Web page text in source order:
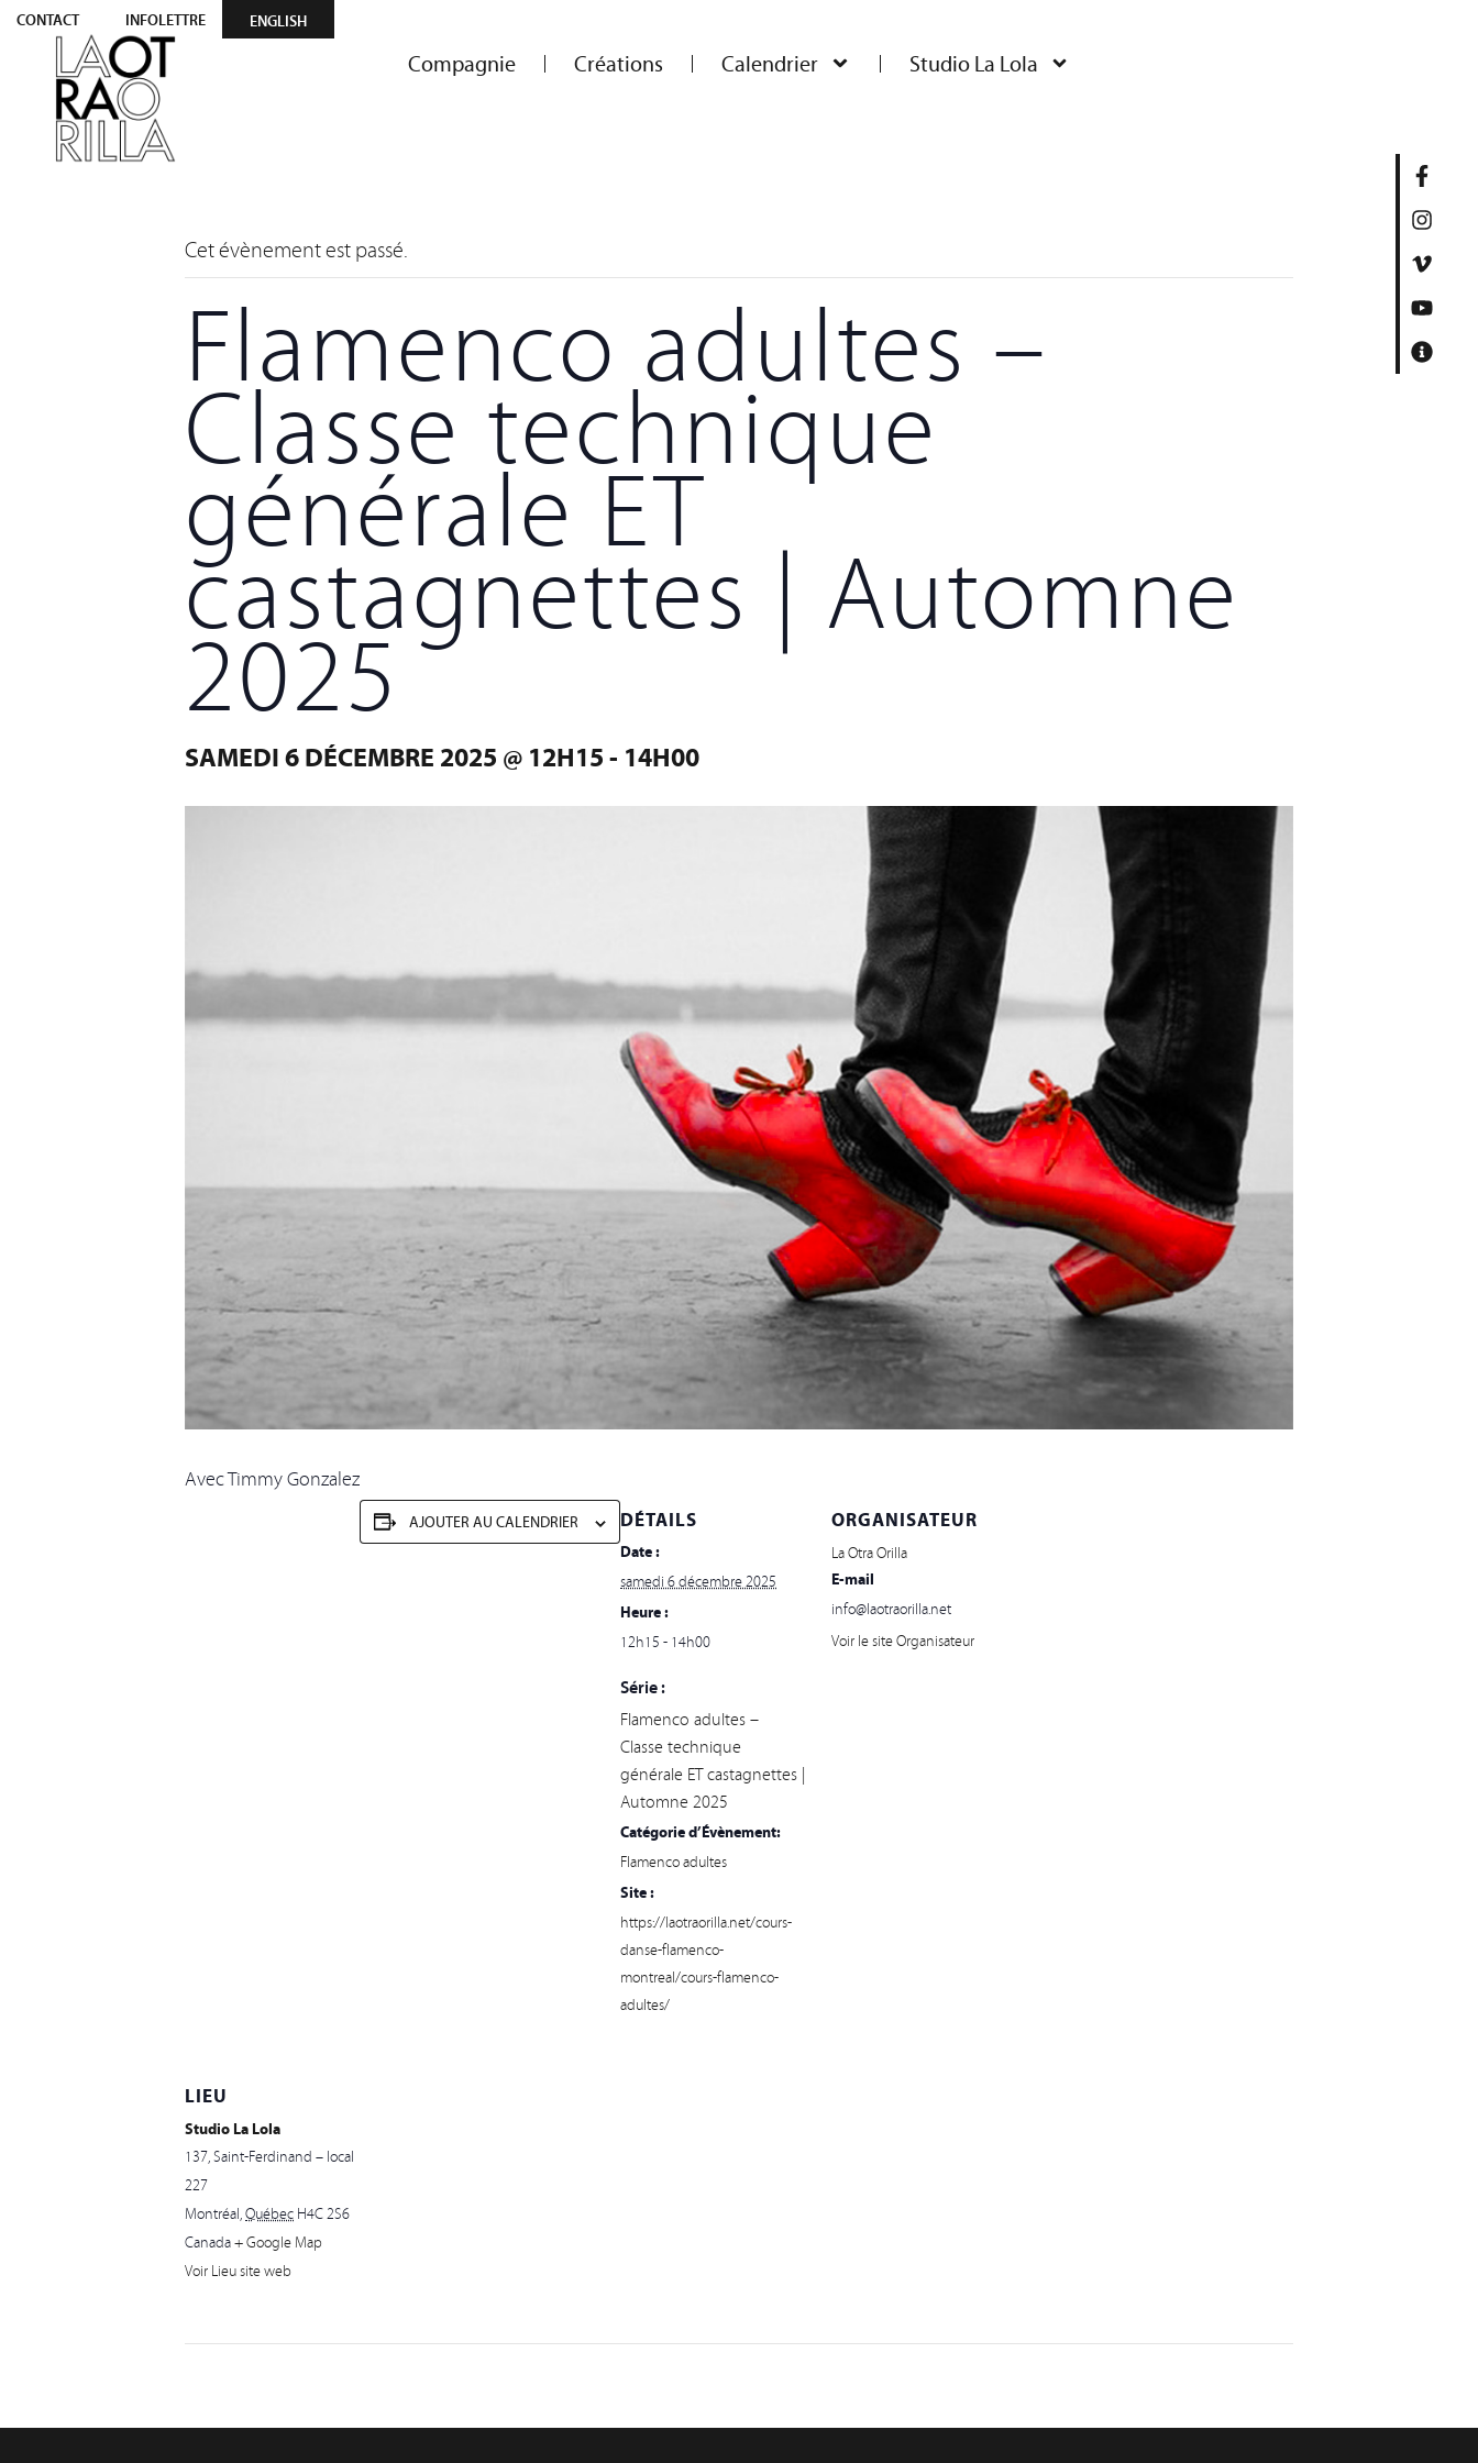
CONTACT INFOLETTRE ENGLISH
Compagnie Créations Calendrier Studio La Lola
Cet évènement est passé.
Flamenco adultes –
Classe technique
générale ET
castagnettes | Automne
2025
SAMEDI 6 DÉCEMBRE 2025 @ 12H15 - 14H00
Avec Timmy Gonzalez
AJOUTER AU CALENDRIER DÉTAILS
Date :
samedi 6 décembre 2025
Heure :
12h15 - 14h00
Série :
Flamenco adultes –
Classe technique
générale ET castagnettes |
Automne 2025
Catégorie d’Évènement:
Flamenco adultes
Site :
https://laotraorilla.net/cours-
danse-flamenco-
montreal/cours-flamenco-
adultes/
ORGANISATEUR
La Otra Orilla
E-mail
info@laotraorilla.net
Voir le site Organisateur
LIEU
Studio La Lola
137, Saint-Ferdinand – local
227
Montréal,Québec H4C 2S6
Canada+ Google Map
Voir Lieu site web